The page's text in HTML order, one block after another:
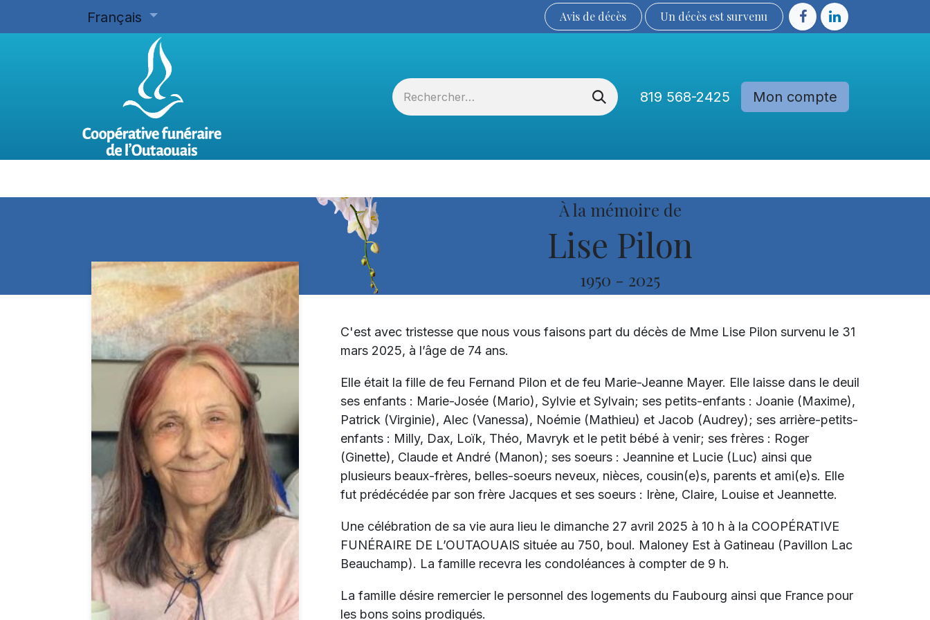
Français Avis de décès Un décès est sur​​​​​​​​ve​nu​​​​​​​​​​
819 568-2425 Mon compte
À la mémoire de
Lise Pilon
1950 - 2025
C'est avec tristesse que nous vous faisons part du décès de Mme Lise Pilon survenu le 31
mars 2025, à l’âge de 74 ans.
Elle était la fille de feu Fernand Pilon et de feu Marie-Jeanne Mayer. Elle laisse dans le deuil
ses enfants : Marie-Josée (Mario), Sylvie et Sylvain; ses petits-enfants : Joanie (Maxime),
Patrick (Virginie), Alec (Vanessa), Noémie (Mathieu) et Jacob (Audrey); ses arrière-petits-
enfants : Milly, Dax, Loïk, Théo, Mavryk et le petit bébé à venir; ses frères : Roger
(Ginette), Claude et André (Manon); ses soeurs : Jeannine et Lucie (Luc) ainsi que
plusieurs beaux-frères, belles-soeurs neveux, nièces, cousin(e)s, parents et ami(e)s. Elle
fut prédécédée par son frère Jacques et ses soeurs : Irène, Claire, Louise et Jeannette.
Une célébration de sa vie aura lieu le dimanche 27 avril 2025 à 10 h à la COOPÉRATIVE
FUNÉRAIRE DE L’OUTAOUAIS située au 750, boul. Maloney Est à Gatineau (Pavillon Lac
Beauchamp). La famille recevra les condoléances à compter de 9 h.
La famille désire remercier le personnel des logements du Faubourg ainsi que France pour
les bons soins prodigués.